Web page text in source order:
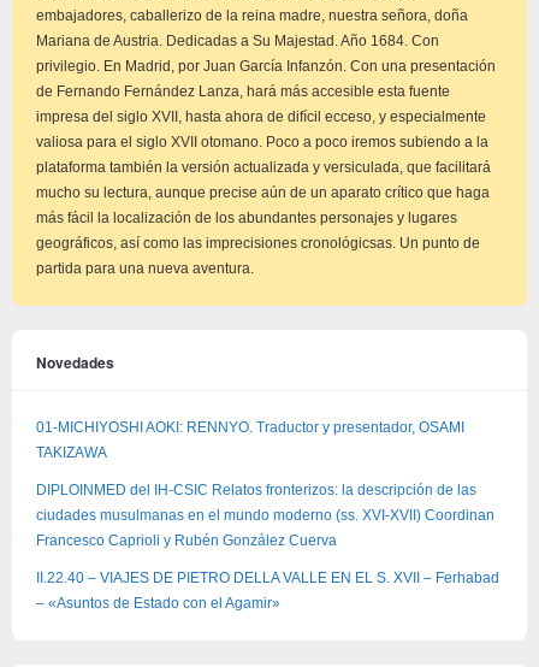
embajadores, caballerizo de la reina madre, nuestra señora, doña
Mariana de Austria. Dedicadas a Su Majestad. Año 1684. Con
privilegio. En Madrid, por Juan García Infanzón. Con una presentación
de Fernando Fernández Lanza, hará más accesible esta fuente
impresa del siglo XVII, hasta ahora de difícil ecceso, y especialmente
valiosa para el siglo XVII otomano. Poco a poco iremos subiendo a la
plataforma también la versión actualizada y versiculada, que facilitará
mucho su lectura, aunque precise aún de un aparato crítico que haga
más fácil la localización de los abundantes personajes y lugares
geográficos, así como las imprecisiones cronológicsas. Un punto de
partida para una nueva aventura.
Novedades
01-MICHIYOSHI AOKI: RENNYO. Traductor y presentador, OSAMI
TAKIZAWA
DIPLOINMED del IH-CSIC Relatos fronterizos: la descripción de las
ciudades musulmanas en el mundo moderno (ss. XVI-XVII) Coordinan
Francesco Caprioli y Rubén González Cuerva
II.22.40 – VIAJES DE PIETRO DELLA VALLE EN EL S. XVII – Ferhabad
– «Asuntos de Estado con el Agamir»